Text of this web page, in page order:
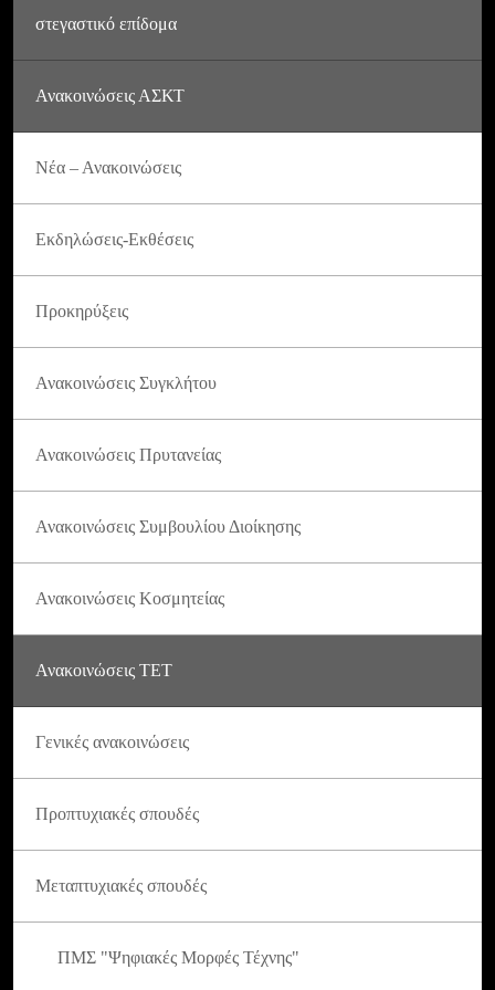
στεγαστικό επίδομα
Ανακοινώσεις ΑΣΚΤ
Νέα – Ανακοινώσεις
Εκδηλώσεις-Εκθέσεις
Προκηρύξεις
Ανακοινώσεις Συγκλήτου
Ανακοινώσεις Πρυτανείας
Ανακοινώσεις Συμβουλίου Διοίκησης
Ανακοινώσεις Κοσμητείας
Ανακοινώσεις ΤΕΤ
Γενικές ανακοινώσεις
Προπτυχιακές σπουδές
Μεταπτυχιακές σπουδές
ΠΜΣ "Ψηφιακές Μορφές Τέχνης"